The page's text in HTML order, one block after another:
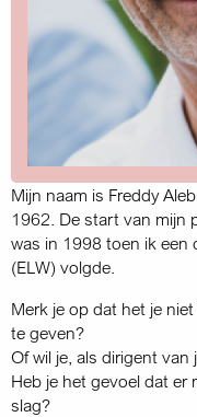
Mijn naam is Freddy
1962. De start van mijn
was in 1998 toen ik een
(ELW) volgde.
Merk je op dat het je
te geven?
Of wil je, als dirigent
Heb je het gevoel dat er
slag?